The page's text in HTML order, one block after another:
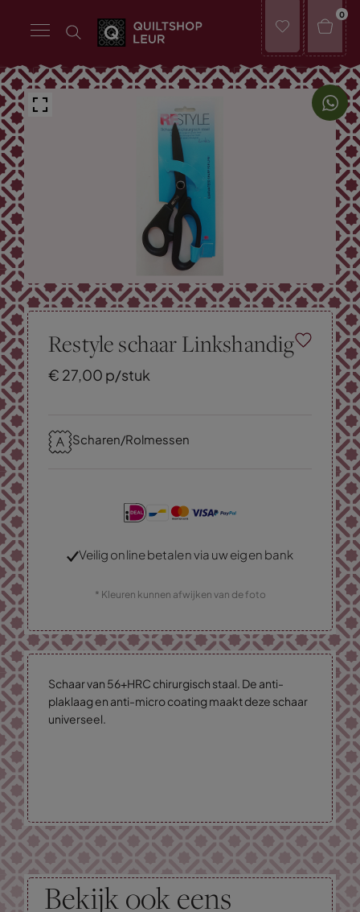
0
Restyle schaar Linkshandig
€ 27,00 p/stuk
Scharen/Rolmessen
Veilig online betalen via uw eigen bank
* Kleuren kunnen afwijken van de foto
Schaar van 56+HRC chirurgisch staal. De anti-
plaklaag en anti-micro coating maakt deze schaar
universeel.
Bekijk ook eens